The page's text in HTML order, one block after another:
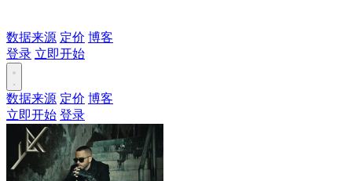
数据来源 定价 博客
登录 立即开始
数据来源 定价 博客
立即开始 登录